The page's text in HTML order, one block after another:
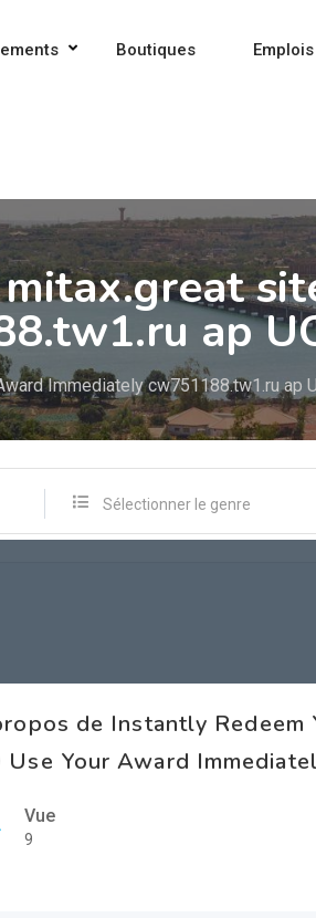
Boutiques Emplois
ap
Immediately cw751188.tw1.ru ap
Sélectionner le genre
de Instantly Redeem
Use Your Award
Vue
9